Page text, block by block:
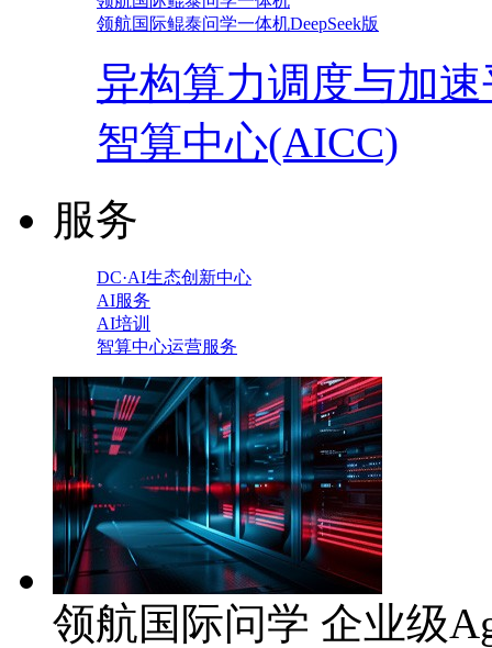
领航国际鲲泰问学一体机DeepSeek版
异构算力调度与加
智算中心(AICC)
服务
DC·AI生态创新中心
AI服务
AI培训
智算中心运营服务
领航国际问学 企业级